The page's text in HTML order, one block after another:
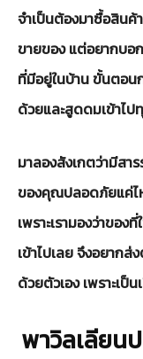
จำเป็นต้องมาซื้อสินค้
ขายของ แต่อยากบอ
ที่มีอยู่ในบ้าน ขั้นตอน
ด้วยและสูดดมเข้าไป
มาลองสังเกตว่ามีสา
ของคุณปลอดภัยแค่ไ
เพราะเรามองว่าของ
เข้าไปเลย จึงอยากส่
ด้วยตัวเอง เพราะเป็
พาวิลเลียน